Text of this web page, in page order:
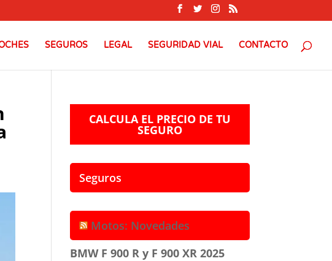
SEGUROS LEGAL SEGURIDAD VIAL CONTACTO
CALCULA EL PRECIO DE TU
SEGURO
Seguros
Motos: Novedades
BMW F 900 R y F 900 XR 2025